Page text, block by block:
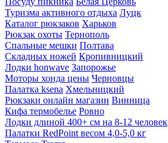
Туризма активного отдыха Луцк
Каталог рюкзаков Харьков
Рюкзак охоты Тернополь
Спальные мешки Полтава
Складных ножей Кропивницкий
Лодки honwave Запорожье
Моторы хонда цены Черновцы
Палатка ksena Хмельницкий
Рюкзаки онлайн магазин Винница
Кифа термобелье Ровно
Лодки длиной 400+ см на 8-12 человек
Палатки RedPoint весом 4,0-5,0 кг